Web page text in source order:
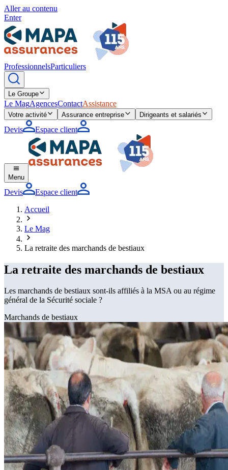
Aller au contenu
Enter
ProfessionnelsParticuliers
Le Groupe
Le MagAgencesContactAssistance
Votre activité Assurance entreprise Dirigeants et salariés
Devis Espace client
Menu
Devis
Espace client
Accueil
Le Mag
La retraite des marchands de bestiaux
La retraite des marchands de bestiaux
Les marchands de bestiaux sont-ils affiliés à la MSA ou au régime
général de la Sécurité sociale ?
Marchands de bestiaux